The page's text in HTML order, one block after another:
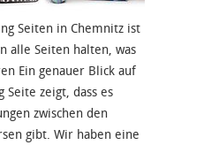
Seiten in Chemnitz ist
alle Seiten halten, was
Ein genauer Blick auf
Seite zeigt, dass es
zwischen den
gibt. Wir haben eine